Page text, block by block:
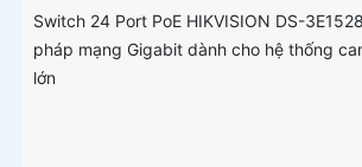
Switch 24 Port PoE HIKVISION DS-
pháp mạng Gigabit dành cho hệ thống
lớn